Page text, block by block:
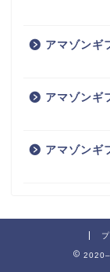
アマゾンギ
アマゾンギ
アマゾンギ